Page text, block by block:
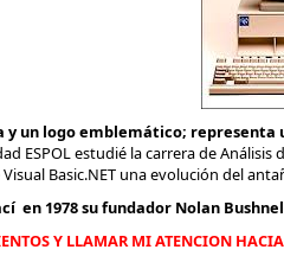
y un logo emblemático;
ESPOL estudié la carrera de
Basic.NET una evolución del
en 1978 su fundador Nolan
Y LLAMAR MI ATENCION